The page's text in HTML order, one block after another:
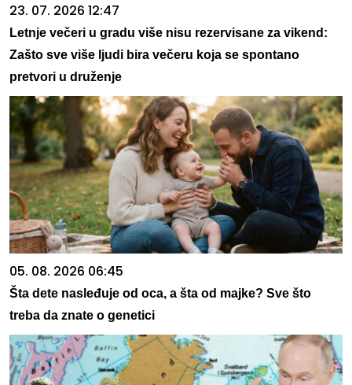
23. 07. 2026 12:47
Letnje večeri u gradu više nisu rezervisane za vikend:
Zašto sve više ljudi bira večeru koja se spontano
pretvori u druženje
05. 08. 2026 06:45
Šta dete nasleđuje od oca, a šta od majke? Sve što
treba da znate o genetici